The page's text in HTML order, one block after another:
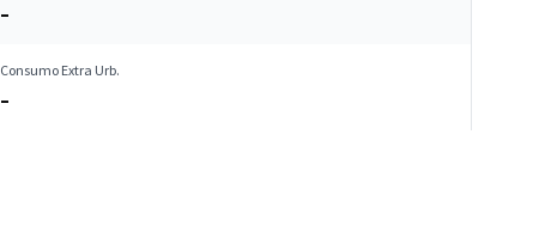
–
Consumo Extra Urb.
–